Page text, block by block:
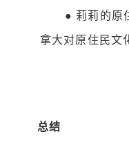
● 莉莉的原
拿大对原住民文
总结